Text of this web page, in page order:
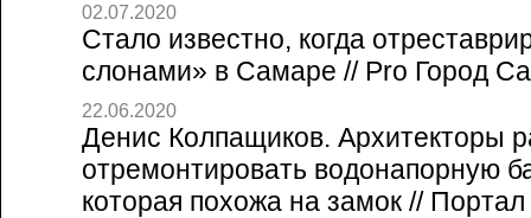
02.07.2020
Стало известно, когда
слонами» в Самаре // Pro Город
22.06.2020
Денис Колпащиков. Архитекторы
отремонтировать водонапорную
которая похожа на замок //